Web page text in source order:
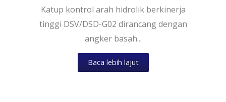
Katup kontrol arah hidrolik berkinerja
tinggi DSV/DSD-G02 dirancang dengan
angker basah...
Baca lebih lajut